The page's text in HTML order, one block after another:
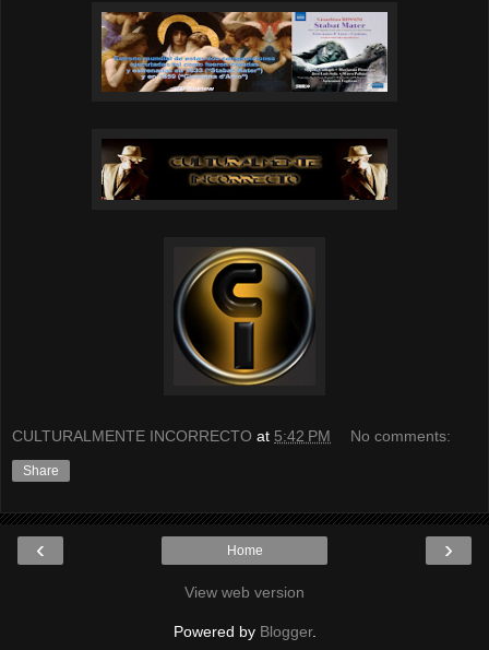
CULTURALMENTE INCORRECTO at 5:42 PM No comments:
Share
‹ ›
Home
View web version
Powered by Blogger.